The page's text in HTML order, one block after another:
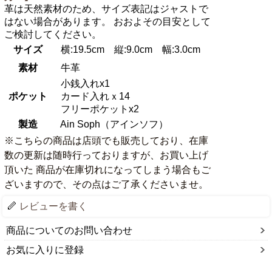
革は天然素材のため、サイズ表記はジャストで
はない場合があります。 おおよその目安として
ご検討してください。
サイズ
横:19.5cm 縦:9.0cm 幅:3.0cm
素材
牛革
ポケット
小銭入れx1
カード入れｘ14
フリーポケットx2
製造
Ain Soph（アインソフ）
※こちらの商品は店頭でも販売しており、在庫
数の更新は随時行っておりますが、お買い上げ
頂いた 商品が在庫切れになってしまう場合もご
ざいますので、その点はご了承くださいませ。
レビューを書く
商品についてのお問い合わせ
お気に入りに登録